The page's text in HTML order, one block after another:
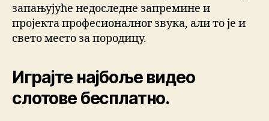
запањујуће недоследне запремине и
пројекта професионалног звука, али то је и
свето место за породицу.
Играјте најбоље видео
слотове бесплатно.